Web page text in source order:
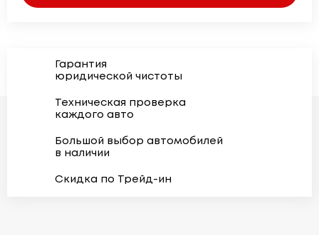
Гарантия
юридической чистоты
Техническая проверка
каждого авто
Большой выбор автомобилей
в наличии
Скидка по Трейд-ин